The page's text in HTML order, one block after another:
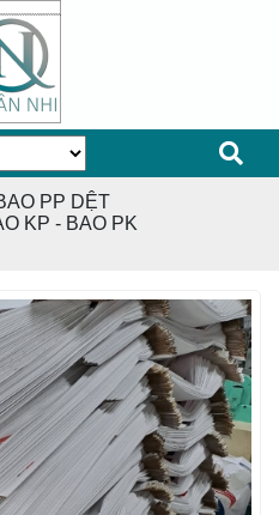
PP DỆT
KP - BAO PK